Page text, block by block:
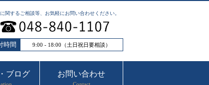
関するご相談等、お気軽にお問い合わせください。
時間 9:00 - 18:00（土日祝日要相談）
ブログ お問い合わせ